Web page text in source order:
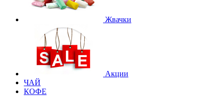
Жвачки
Акции
ЧАЙ
КОФЕ